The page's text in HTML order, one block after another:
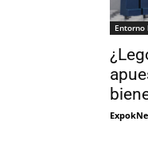
Entorno